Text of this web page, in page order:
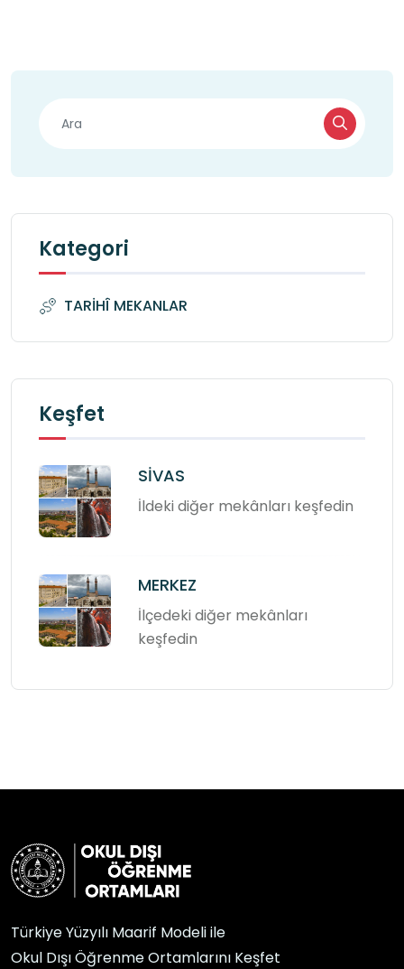
Kategori
TARİHÎ MEKANLAR
Keşfet
SİVAS
İldeki diğer mekânları keşfedin
MERKEZ
İlçedeki diğer mekânları
keşfedin
Türkiye Yüzyılı Maarif Modeli ile
Okul Dışı Öğrenme Ortamlarını Keşfet